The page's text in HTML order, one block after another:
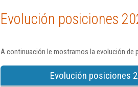
Evolución posiciones
A continuación le mostramos la evolución de
Evolución posiciones